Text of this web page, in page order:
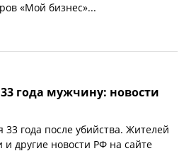
«Мой бизнес»...
года мужчину: новости
года после убийства. Жителей
другие новости РФ на сайте